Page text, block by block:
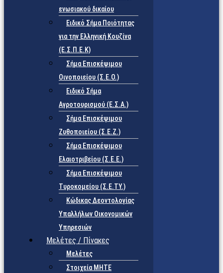
ενωσιακού δικαίου
Ειδικό Σήμα Ποιότητας
για την Ελληνική Κουζίνα
(Ε.Σ.Π.Ε.Κ)
Σήμα Επισκέψιμου
Οινοποιείου (Σ.Ε.Ο.)
Ειδικό Σήμα
Αγροτουρισμού (Ε.Σ.Α.)
Σήμα Επισκέψιμου
Ζυθοποιείου (Σ.Ε.Ζ.)
Σήμα Επισκέψιμου
Ελαιοτριβείου (Σ.Ε.Ε.)
Σήμα Επισκέψιμου
Τυροκομείου (Σ.Ε.TY.)
Κώδικας Δεοντολογίας
Υπαλλήλων Οικονομικών
Υπηρεσιών
Μελέτες / Πίνακες
Μελέτες
Στοιχεία ΜΗΤΕ